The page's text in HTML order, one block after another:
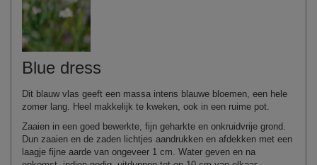
Blue dress
Dit blauw vlas geeft een massa intens blauwe bloemen, een hele
zomer lang. Heel makkelijk te kweken, ook in een ruime pot.
Zaaien in een goed bewerkte, fijn geharkte en onkruidvrije grond.
Dun zaaien en de zaden lichtjes aandrukken en afdekken met een
laagje fijne aarde van ongeveer 1 cm. Water geven en na